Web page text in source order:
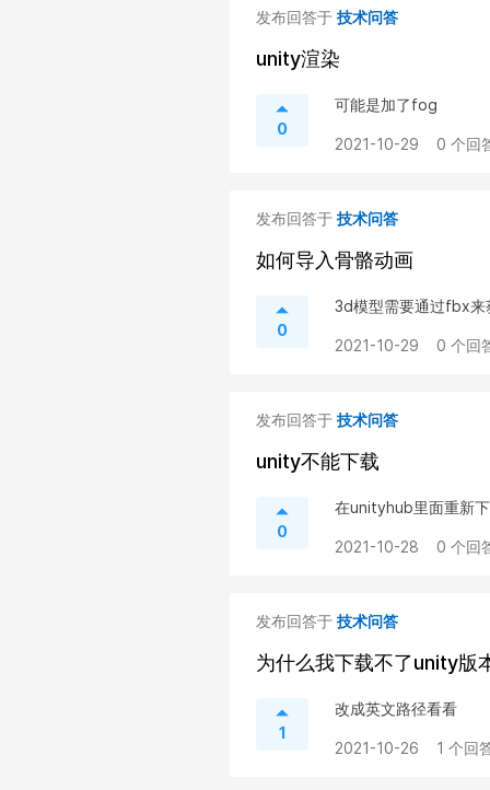
发布回答于 技术问答
unity渲染
0
可能是加了fog
2021-10-29 0 个回
发布回答于 技术问答
如何导入骨骼动画
0
3d模型需要通过fbx来
2021-10-29 0 个回
发布回答于 技术问答
unity不能下载
0
在unityhub里面重新
2021-10-28 0 个回
发布回答于 技术问答
为什么我下载不了unity版
1
改成英文路径看看
2021-10-26 1 个回